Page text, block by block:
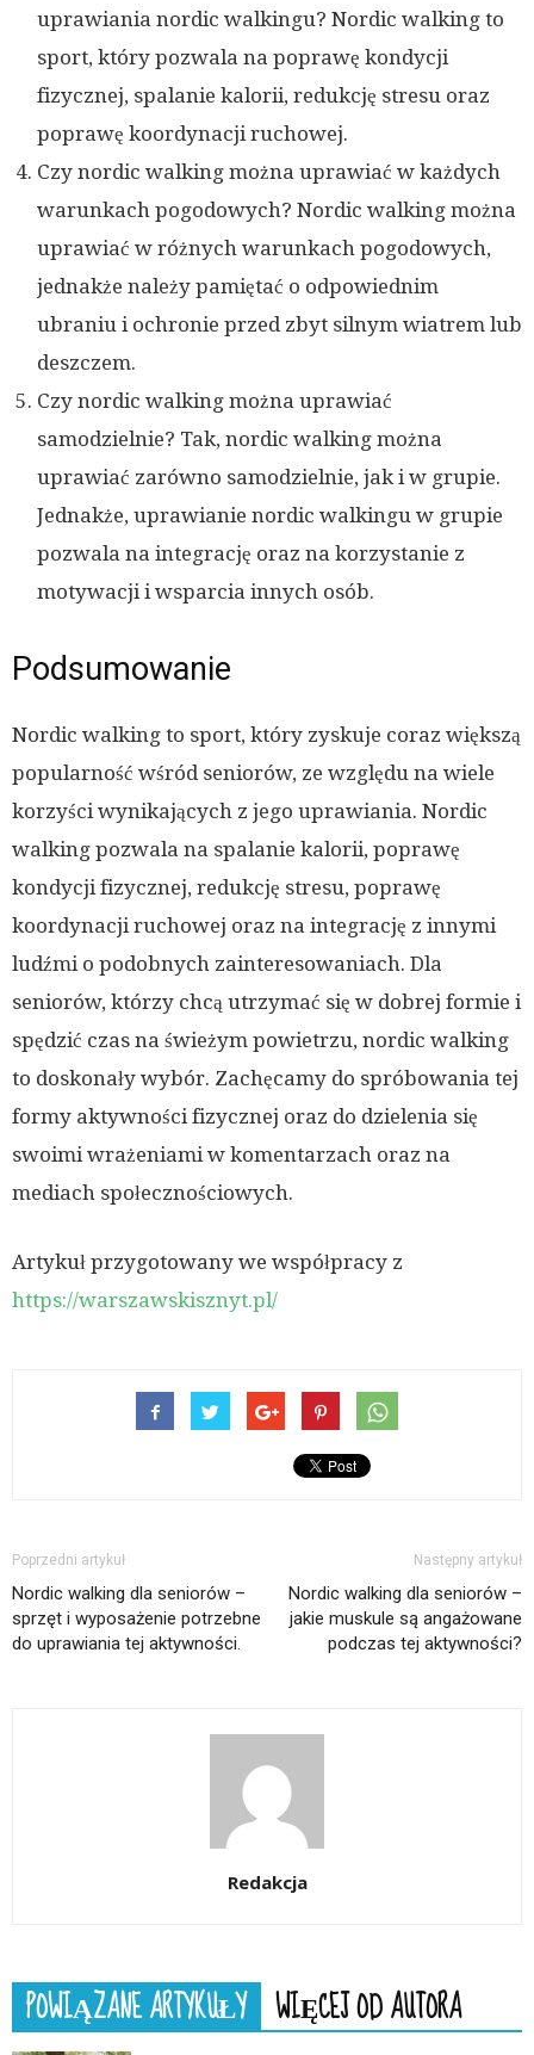
uprawiania nordic walkingu? Nordic walking to
sport, który pozwala na poprawę kondycji
fizycznej, spalanie kalorii, redukcję stresu oraz
poprawę koordynacji ruchowej.
Czy nordic walking można uprawiać w każdych
warunkach pogodowych? Nordic walking można
uprawiać w różnych warunkach pogodowych,
jednakże należy pamiętać o odpowiednim
ubraniu i ochronie przed zbyt silnym wiatrem lub
deszczem.
Czy nordic walking można uprawiać
samodzielnie? Tak, nordic walking można
uprawiać zarówno samodzielnie, jak i w grupie.
Jednakże, uprawianie nordic walkingu w grupie
pozwala na integrację oraz na korzystanie z
motywacji i wsparcia innych osób.
Podsumowanie
Nordic walking to sport, który zyskuje coraz większą
popularność wśród seniorów, ze względu na wiele
korzyści wynikających z jego uprawiania. Nordic
walking pozwala na spalanie kalorii, poprawę
kondycji fizycznej, redukcję stresu, poprawę
koordynacji ruchowej oraz na integrację z innymi
ludźmi o podobnych zainteresowaniach. Dla
seniorów, którzy chcą utrzymać się w dobrej formie i
spędzić czas na świeżym powietrzu, nordic walking
to doskonały wybór. Zachęcamy do spróbowania tej
formy aktywności fizycznej oraz do dzielenia się
swoimi wrażeniami w komentarzach oraz na
mediach społecznościowych.
Artykuł przygotowany we współpracy z
https://warszawskisznyt.pl/
Poprzedni artykuł
Nordic walking dla seniorów –
sprzęt i wyposażenie potrzebne
do uprawiania tej aktywności.
Następny artykuł
Nordic walking dla seniorów –
jakie muskule są angażowane
podczas tej aktywności?
Redakcja
POWIĄZANE ARTYKUŁY WIĘCEJ OD AUTORA